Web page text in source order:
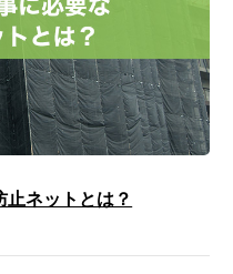
ネットとは？